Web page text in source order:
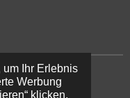
Ihr Erlebnis
Werbung
klicken,